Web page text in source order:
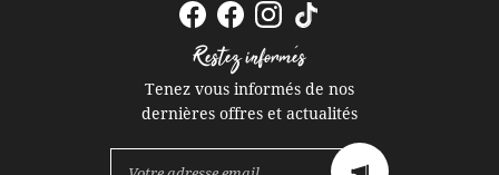
Restez informés
Tenez vous informés de nos
dernières offres et actualités